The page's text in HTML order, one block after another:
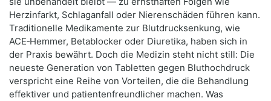
Herzinfarkt, Schlaganfall oder Nierenschäden führen kann.
Traditionelle Medikamente zur Blutdrucksenkung, wie
ACE‑Hemmer, Betablocker oder Diuretika, haben sich in
der Praxis bewährt. Doch die Medizin steht nicht still: Die
neueste Generation von Tabletten gegen Bluthochdruck
verspricht eine Reihe von Vorteilen, die die Behandlung
effektiver und patientenfreundlicher machen. Was